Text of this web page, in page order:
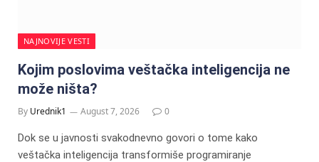
NAJNOVIJE VESTI
Kojim poslovima veštačka inteligencija ne
može ništa?
By Urednik1 August 7, 2026 0
Dok se u javnosti svakodnevno govori o tome kako
veštačka inteligencija transformiše programiranje